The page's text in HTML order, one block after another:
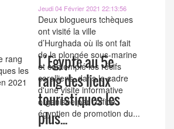
Jeudi 04 Février 2021 22:13:56
Deux blogueurs tchèques
ont visité la ville
d’Hurghada où ils ont fait
de la plongée sous-marine
et contemplé les récifs
coralliens, dans le cadre
d'une visite informative
organisée par l'office
égyptien de promotion du...
L´Egypte au 5e
rang des lieux
touristiques les
plus...